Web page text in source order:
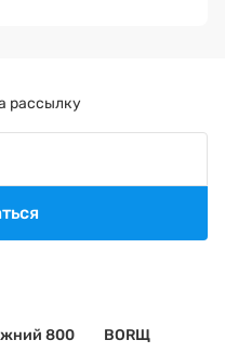
800 BORЩ
рассылку